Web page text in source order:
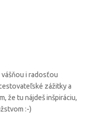
vášňou i radosťou
zážitky a
že tu nájdeš inšpiráciu,
:-)